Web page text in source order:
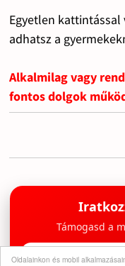
Oldalainkon és mobil
Egyetlen
adhatsz a
Alkalmilag vagy
fontos dolgok
Támogasd a